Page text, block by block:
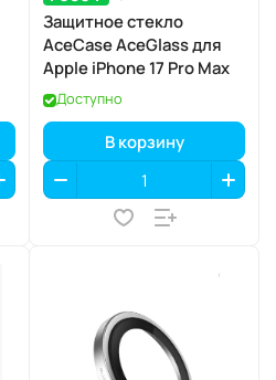
Защитное стекло
AceCase AceGlass для
Apple iPhone 17 Pro Max
Доступно
В корзину